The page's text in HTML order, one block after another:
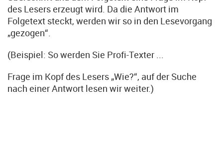
des Lesers erzeugt wird. Da die Antwort im
Folgetext steckt, werden wir so in den Lesevorgang
„gezogen“.
(Beispiel: So werden Sie Profi-Texter ...
Frage im Kopf des Lesers „Wie?“, auf der Suche
nach einer Antwort lesen wir weiter.)